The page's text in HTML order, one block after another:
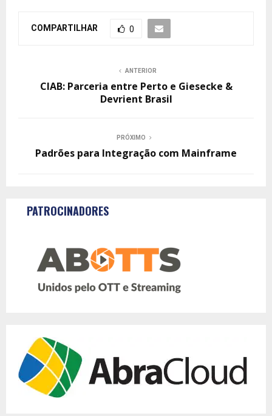
COMPARTILHAR 0
ANTERIOR
CIAB: Parceria entre Perto e Giesecke &
Devrient Brasil
PRÓXIMO
Padrões para Integração com Mainframe
PATROCINADORES